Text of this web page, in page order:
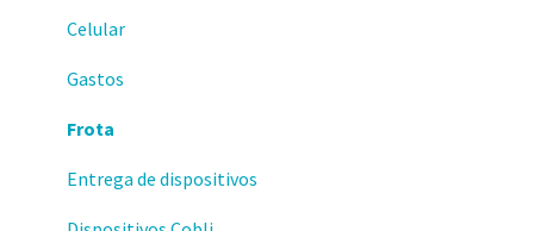
Primeiros passos no painel da Cobli
Faça os treinamentos sobre o painel Cobli
Informações importantes
Precisou de suporte?
Celular
Gastos
Frota
Entrega de dispositivos